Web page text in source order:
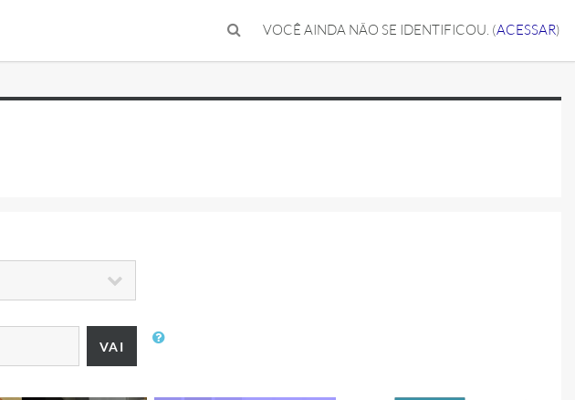
VOCÊ AINDA NÃO SE IDENTIFICOU. (ACESSAR)